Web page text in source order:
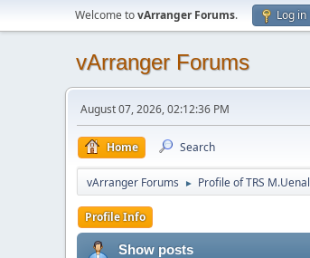
Welcome tovArranger Forums. Log in
vArranger Forums
August 07, 2026, 02:12:36 PM
Home Search
vArranger Forums ► Profile of TRS M.Uenal
Profile Info
Show posts